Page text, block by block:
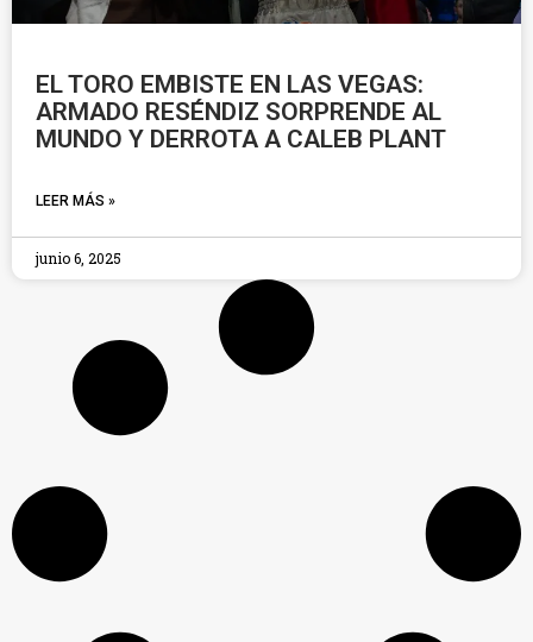
EL TORO EMBISTE EN LAS VEGAS:
ARMADO RESÉNDIZ SORPRENDE AL
MUNDO Y DERROTA A CALEB PLANT
LEER MÁS »
junio 6, 2025